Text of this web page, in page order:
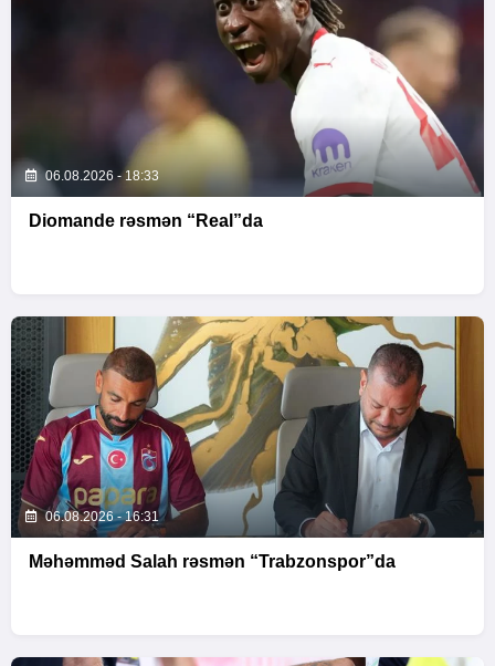
06.08.2026 - 18:33
Diomande rəsmən “Real”da
06.08.2026 - 16:31
Məhəmməd Salah rəsmən “Trabzonspor”da